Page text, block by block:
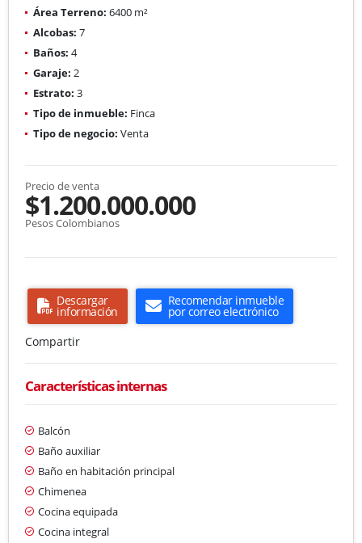
Área Terreno: 6400 m²
Alcobas: 7
Baños: 4
Garaje: 2
Estrato: 3
Tipo de inmueble: Finca
Tipo de negocio: Venta
Precio de venta
$1.200.000.000
Pesos Colombianos
Descargar
información
Recomendar inmueble
por correo electrónico
Compartir
Características internas
Balcón
Baño auxiliar
Baño en habitación principal
Chimenea
Cocina equipada
Cocina integral